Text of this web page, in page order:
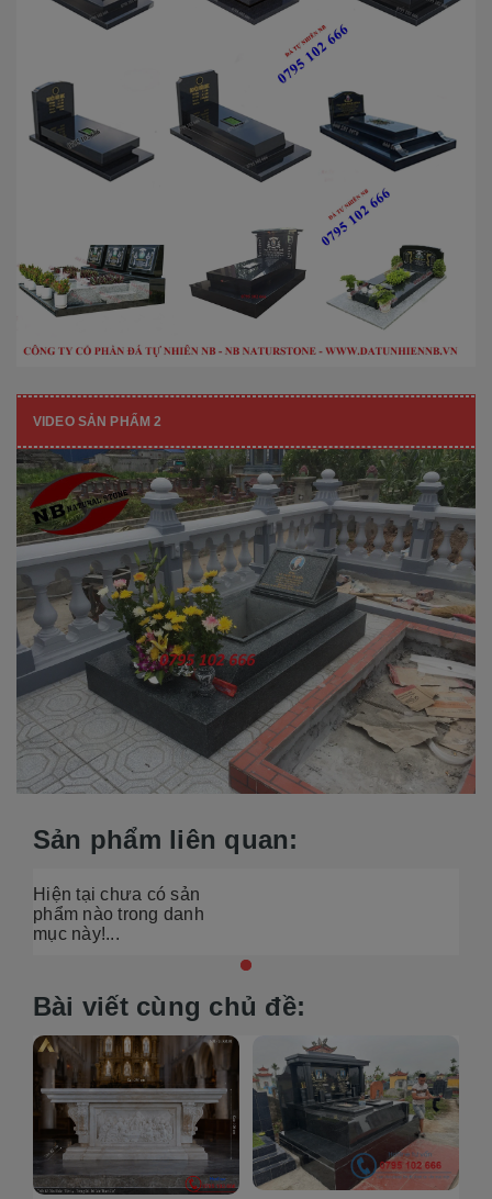
VIDEO SẢN PHẨM 2
Sản phẩm liên quan:
Hiện tại chưa có sản
phẩm nào trong danh
mục này!...
Bài viết cùng chủ đề: